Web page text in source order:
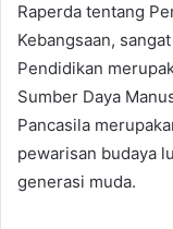
Raperda tentang
Kebangsaan,
Pendidikan
Sumber Daya
Pancasila
pewarisan budaya
generasi muda.